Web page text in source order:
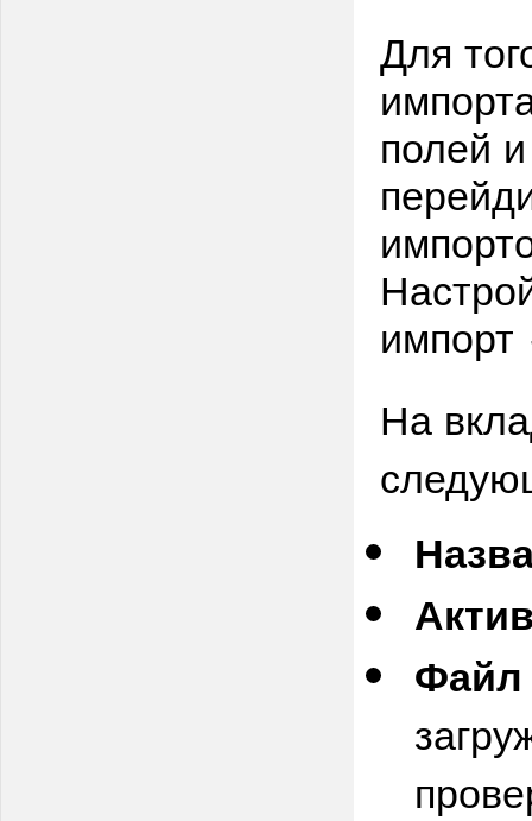
Для
полей
На
Файл